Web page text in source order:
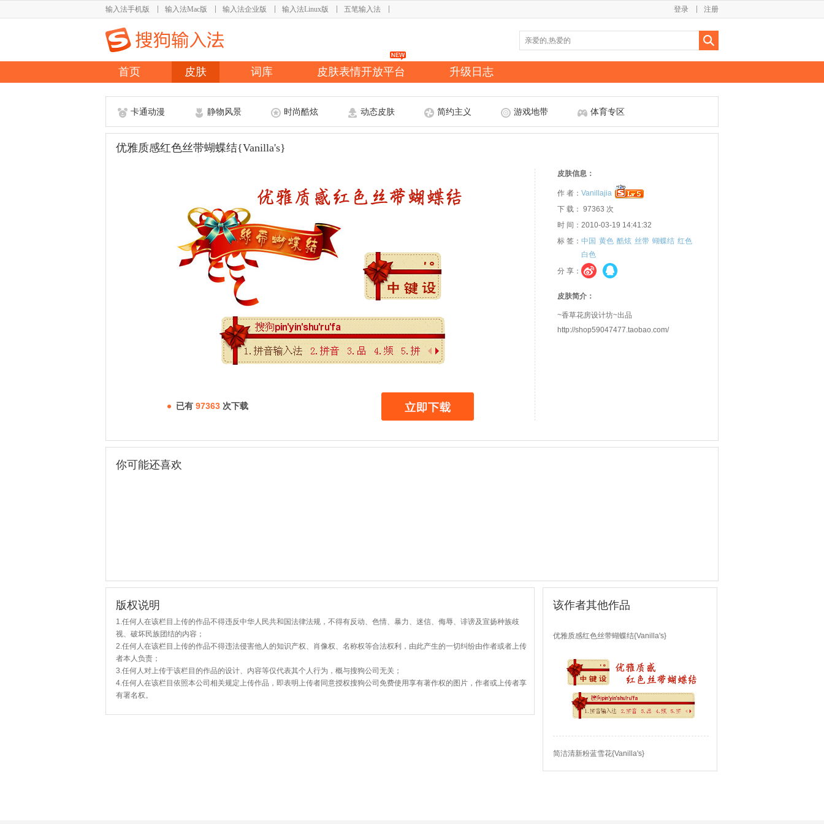
输入法手机版 输入法Mac版 输入法企业版 输入法Linux版 五笔输入法 注册
登录
首页 皮肤 词库 皮肤表情开放平台 升级日志
卡通动漫 静物风景 时尚酷炫 动态皮肤 简约主义 游戏地带 体育专区
优雅质感红色丝带蝴蝶结{Vanilla's}
已有 97363 次下载
皮肤信息：
作 者： Vanillajia
下 载： 97363 次
时 间：2010-03-19 14:41:32
标 签： 中国 黄色 酷炫 丝带 蝴蝶结 红色
白色
分 享：
皮肤简介：
~香草花房设计坊~出品
http://shop59047477.taobao.com/
你可能还喜欢
版权说明
1.任何人在该栏目上传的作品不得违反中华人民共和国法律法规，不得有反动、色情、暴力、迷信、侮辱、诽谤及宣扬种族歧
视、破坏民族团结的内容；
2.任何人在该栏目上传的作品不得违法侵害他人的知识产权、肖像权、名称权等合法权利，由此产生的一切纠纷由作者或者上传
者本人负责；
3.任何人对上传于该栏目的作品的设计、内容等仅代表其个人行为，概与搜狗公司无关；
4.任何人在该栏目依照本公司相关规定上传作品，即表明上传者同意授权搜狗公司免费使用享有著作权的图片，作者或上传者享
有署名权。
该作者其他作品
优雅质感红色丝带蝴蝶结{Vanilla's}
简洁清新粉蓝雪花{Vanilla's}